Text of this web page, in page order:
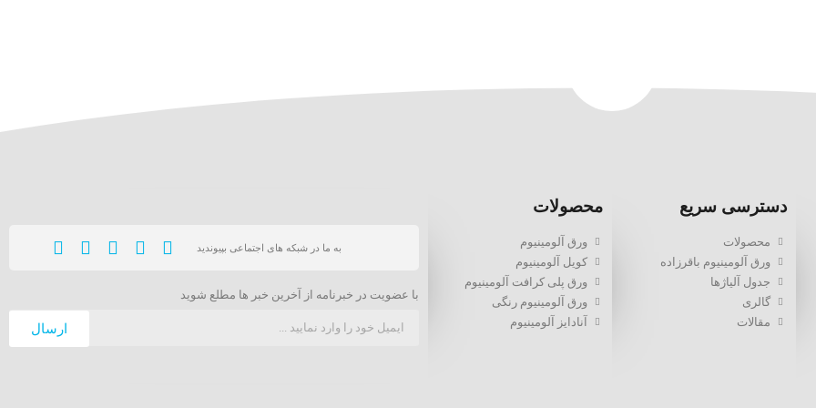
دسترسی سریع
محصولات
ورق آلومینیوم باقرزاده
جدول آلیاژها
گالری
مقالات
محصولات
ورق آلومینیوم
کویل آلومینیوم
ورق پلی کرافت آلومینیوم
ورق آلومینیوم رنگی
آنادایز آلومینیوم
به ما در شبکه های اجتماعی بپیوندید
با عضویت در خبرنامه از آخرین خبر ها مطلع شوید
ارسال